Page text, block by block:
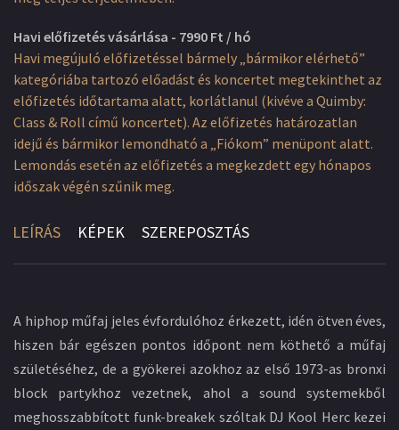
Havi előfizetés vásárlása - 7990 Ft / hó
Havi megújuló előfizetéssel bármely „bármikor elérhető”
kategóriába tartozó előadást és koncertet megtekinthet az
előfizetés időtartama alatt, korlátlanul (kivéve a Quimby:
Class & Roll című koncertet). Az előfizetés határozatlan
idejű és bármikor lemondható a „Fiókom” menüpont alatt.
Lemondás esetén az előfizetés a megkezdett egy hónapos
időszak végén szűnik meg.
LEÍRÁS KÉPEK SZEREPOSZTÁS
A hiphop műfaj jeles évfordulóhoz érkezett, idén ötven éves,
hiszen bár egészen pontos időpont nem köthető a műfaj
születéséhez, de a gyökerei azokhoz az első 1973-as bronxi
block partykhoz vezetnek, ahol a sound systemekből
meghosszabbított funk-breakek szóltak DJ Kool Herc kezei